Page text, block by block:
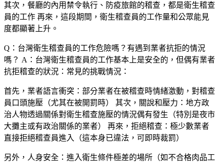
其次，餐廳的內用禁令執行、防疫旅館的稽查，都是衛生稽查
員的工作 再來，這段期間，衛生稽查員的工作量和公眾能見
度都顯著上升。
Q：台灣衛生稽查員的工作危險嗎？有遇到業者抗拒的情況
嗎？ A：台灣衛生稽查員的工作基本上是安全的，但偶有業者
抗拒稽查的狀況：常見的挑戰情況：
首先， 業者語言衝突 ：部分業者在被稽查時情緒激動，對稽查
員口頭施壓（尤其在被開罰時） 其次， 關說和壓力 ：地方政
治人物透過關係對衛生稽查施壓的情況偶有發生（特別是夜市
大攤主或有政治關係的業者） 再來， 拒絕稽查 ：極少數業者
直接拒絕稽查員進入（這本身已違法，可即時裁罰）
另外， 人身安全 ：進入衛生條件極差的場所（如不合格肉品工